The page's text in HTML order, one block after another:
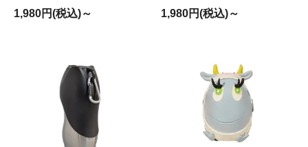
1,980円(税込)～
1,980円(税込)～